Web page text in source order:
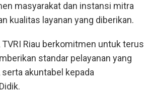
masyarakat dan instansi mitra
kualitas layanan yang diberikan.
Riau berkomitmen untuk terus
standar pelayanan yang
akuntabel kepada